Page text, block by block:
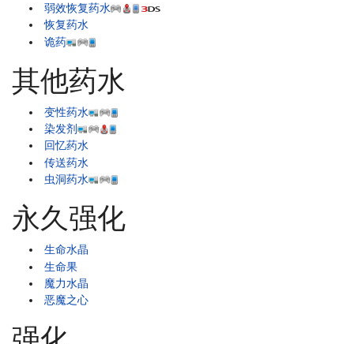
弱效恢复药水
恢复药水
诡药
其他药水
变性药水
染发剂
回忆药水
传送药水
虫洞药水
永久强化
生命水晶
生命果
魔力水晶
恶魔之心